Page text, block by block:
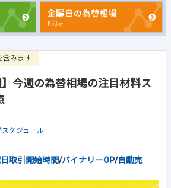
含みます
】今週の為替相場の注目材料ス
ケジュール
取引開始時間/バイナリーOP/自動売